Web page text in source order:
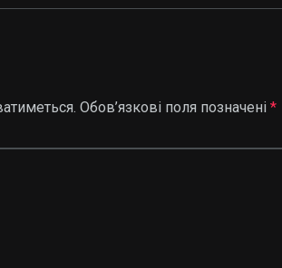
Обов’язкові поля позначені *